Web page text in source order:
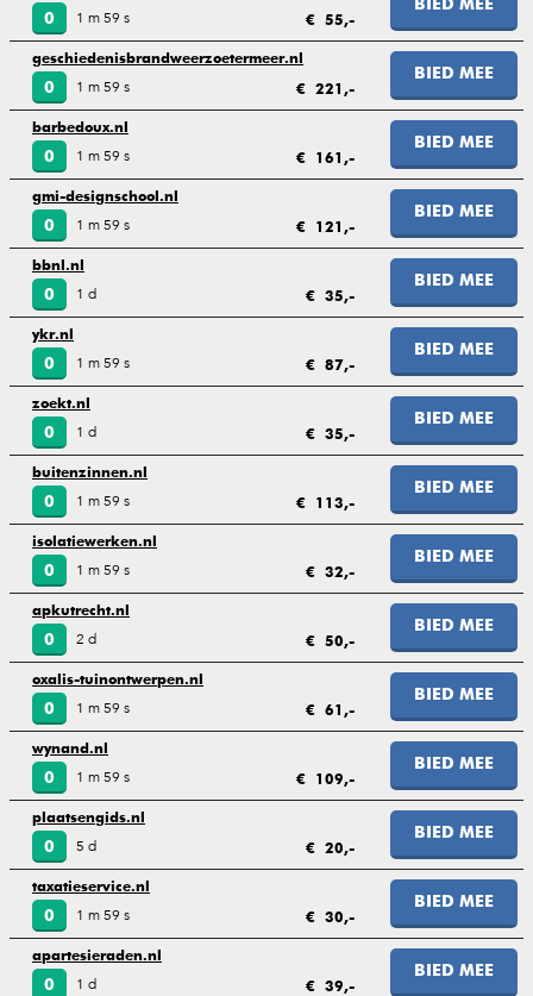
0 1 m 59 s € 55,-
BIED MEE
geschiedenisbrandweerzoetermeer.nl
0 1 m 59 s € 221,-
BIED MEE
barbedoux.nl
0 1 m 59 s € 161,-
BIED MEE
gmi-designschool.nl
0 1 m 59 s € 121,-
BIED MEE
bbnl.nl
0 1 d € 35,-
BIED MEE
ykr.nl
0 1 m 59 s € 87,-
BIED MEE
zoekt.nl
0 1 d € 35,-
BIED MEE
buitenzinnen.nl
0 1 m 59 s € 113,-
BIED MEE
isolatiewerken.nl
0 1 m 59 s € 32,-
BIED MEE
apkutrecht.nl
0 2 d € 50,-
BIED MEE
oxalis-tuinontwerpen.nl
0 1 m 59 s € 61,-
BIED MEE
wynand.nl
0 1 m 59 s € 109,-
BIED MEE
plaatsengids.nl
0 5 d € 20,-
BIED MEE
taxatieservice.nl
0 1 m 59 s € 30,-
BIED MEE
apartesieraden.nl
0 1 d € 39,-
BIED MEE